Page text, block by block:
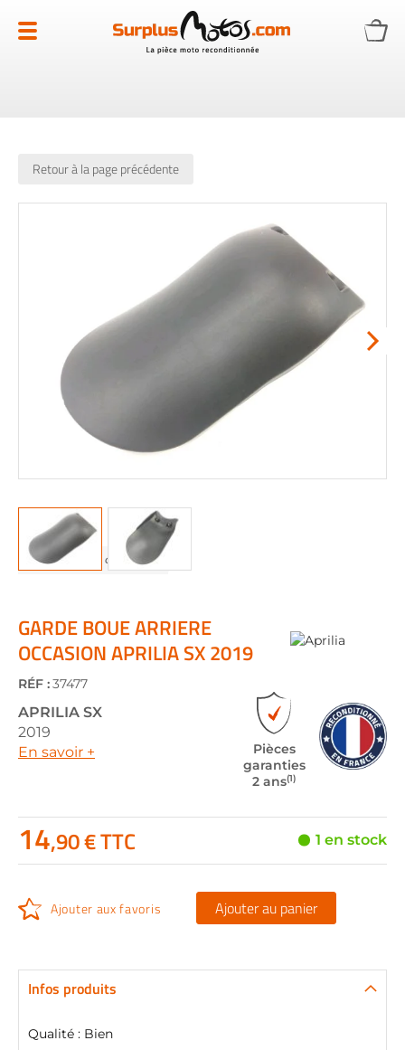
au
contenu
Retour à la page précédente
the
beginning
of
the
images
gallery
GARDE BOUE ARRIERE
OCCASION APRILIA SX 2019
RÉF :37477
APRILIA SX
2019
En savoir +
Pièces
garanties
2 ans(1)
14,90 € TTC 1 en stock
Ajouter aux favoris Ajouter au panier
Infos produits
Qualité : Bien